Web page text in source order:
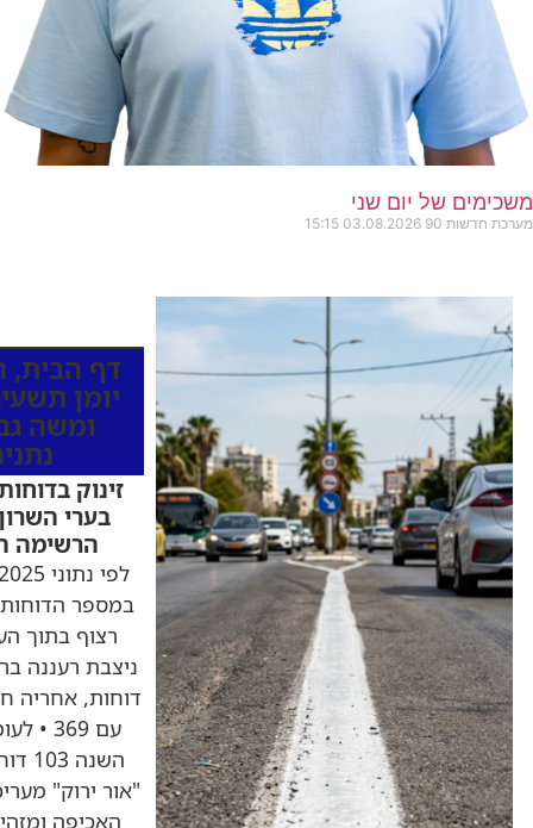
משכימים של יום שני
מערכת חדשות 90 03.08.2026
15:15
דף הבית,
יומן
ומשה
זינוק
בערי
הרשימה
במספר
רצוף בתוך
עם
"אור ירוק"
האכיפה